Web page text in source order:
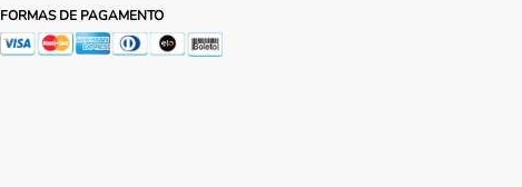
FORMAS DE PAGAMENTO